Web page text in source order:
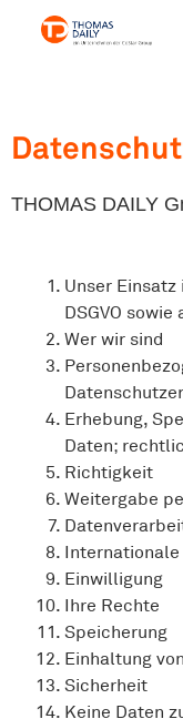
THOMAS DAILY
Unser
DSGVO
Wer wir sind
Erhebung,
Daten;
Richtigkeit
Weitergabe
Einwilligung
Ihre Rechte
Speicherung
Einhaltung
Sicherheit
Keine Daten